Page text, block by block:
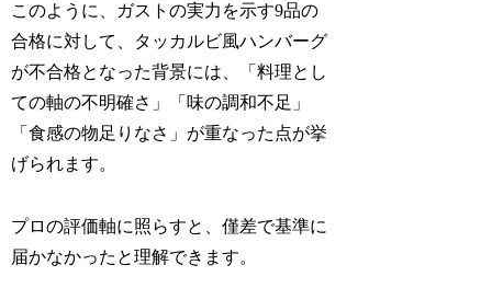
このように、ガストの実力を示す9品の
合格に対して、タッカルビ風ハンバーグ
が不合格となった背景には、「料理とし
ての軸の不明確さ」「味の調和不足」
「食感の物足りなさ」が重なった点が挙
げられます。
プロの評価軸に照らすと、僅差で基準に
届かなかったと理解できます。